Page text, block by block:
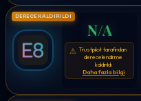
DERECE KALDIRILDI
N/A
⚠ Trustpilot tarafından
derecelendirme
kaldırıldı
Daha fazla bilgi